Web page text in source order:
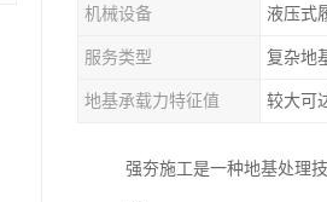
机械设备 液压式
服务类型 复杂地
地基承载力特征值 较大可
强夯施工是一种地基处理